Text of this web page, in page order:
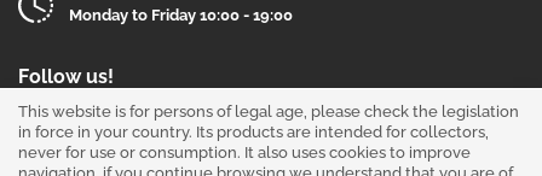
Monday to Friday 10:00 - 19:00
Follow us!
This website is for persons of legal age, please check the legislation
in force in your country. Its products are intended for collectors,
never for use or consumption. It also uses cookies to improve